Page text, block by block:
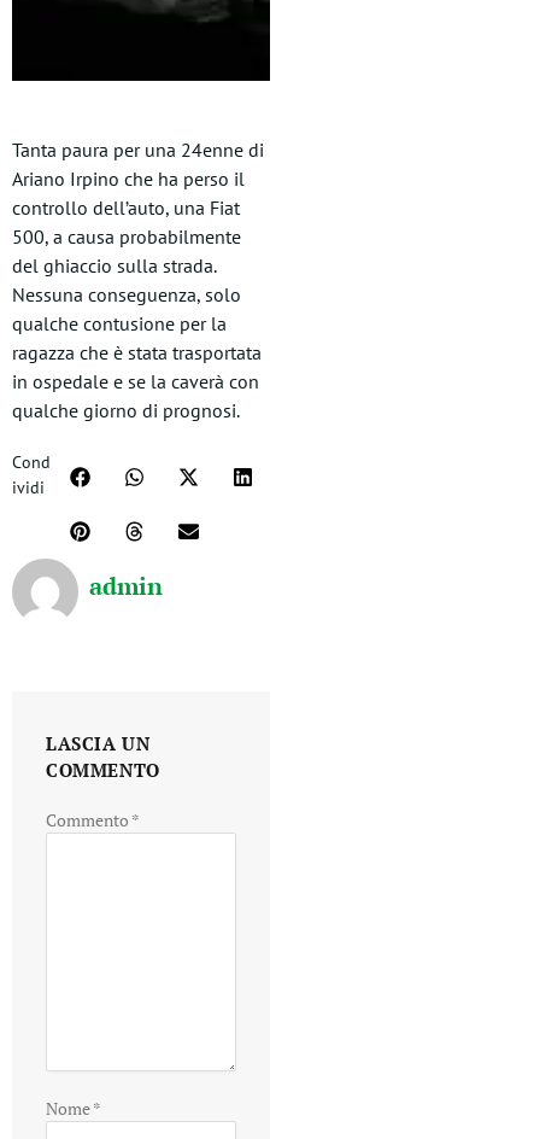
Tanta paura per una 24enne di
Ariano Irpino che ha perso il
controllo dell’auto, una Fiat
500, a causa probabilmente
del ghiaccio sulla strada.
Nessuna conseguenza, solo
qualche contusione per la
ragazza che è stata trasportata
in ospedale e se la caverà con
qualche giorno di prognosi.
Cond
ividi
admin
LASCIA UN
COMMENTO
Commento *
Nome*